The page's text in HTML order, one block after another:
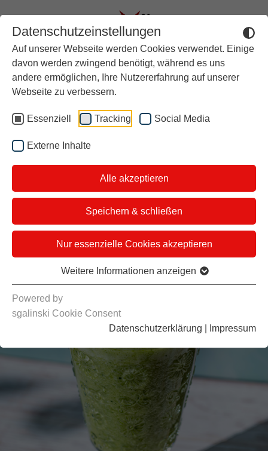
Datenschutzeinstellungen
Auf unserer Webseite werden Cookies verwendet. Einige
davon werden zwingend benötigt, während es uns
andere ermöglichen, Ihre Nutzererfahrung auf unserer
Webseite zu verbessern.
Essenziell Tracking Social Media
Externe Inhalte
Alle akzeptieren
Speichern & schließen
Nur essenzielle Cookies akzeptieren
Weitere Informationen anzeigen
Powered by
sgalinski Cookie Consent
Datenschutzerklärung
Impressum
Jorge González verrät:
Seine Geheimrezepte für
die besten Smoothies!
Aktuell
Rückblick
Über stern TV
Der Moderator
i&u Studios